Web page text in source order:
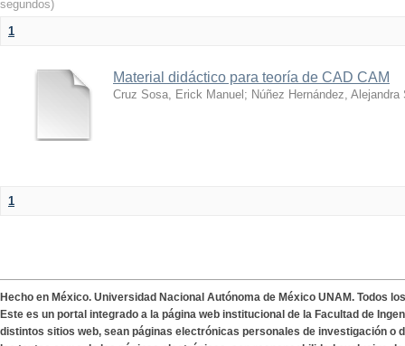
segundos)
1
Material didáctico para teoría de CAD CAM
Cruz Sosa, Erick Manuel ; Núñez Hernández, Alejandra
1
Hecho en México. Universidad Nacional Autónoma de México UNAM. Todos
Este es un portal integrado a la página web institucional de la Facultad de
distintos sitios web, sean páginas electrónicas personales de investigación o